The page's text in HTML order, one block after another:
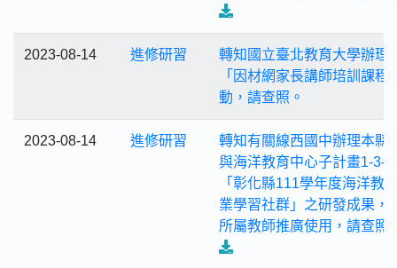
2023-08-14 進修研習
轉知國立臺北教育大學辦理
「因材網家長講師培訓課程
動，請查照。
2023-08-14 進修研習
轉知有關線西國中辦理本縣
與海洋教育中心子計畫1-3-4
「彰化縣111學年度海洋教
業學習社群」之研發成果，
所屬教師推廣使用，請查照